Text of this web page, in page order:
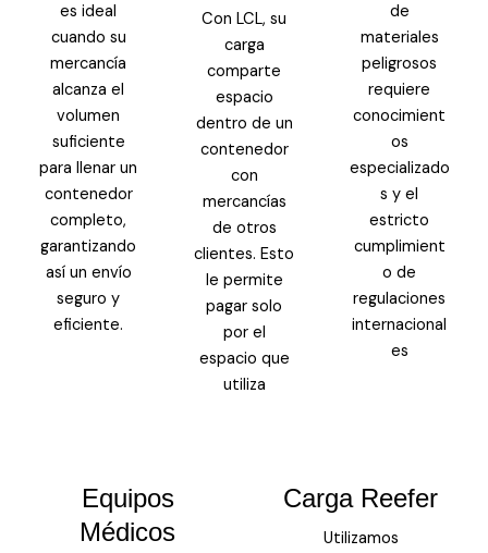
es ideal
cuando su
mercancía
alcanza el
volumen
suficiente
para llenar un
contenedor
completo,
garantizando
así un envío
seguro y
eficiente.
Con LCL, su
carga
comparte
espacio
dentro de un
contenedor
con
mercancías
de otros
clientes. Esto
le permite
pagar solo
por el
espacio que
utiliza
de
materiales
peligrosos
requiere
conocimient
os
especializado
s y el
estricto
cumplimient
o de
regulaciones
internacional
es
Equipos
Médicos
Carga Reefer
Utilizamos